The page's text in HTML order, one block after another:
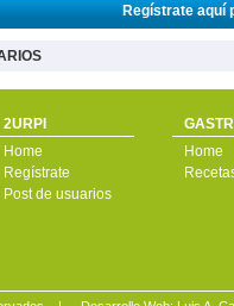
Regístrate aquí
2URPI
Home
Regístrate
Post de usuarios
Home